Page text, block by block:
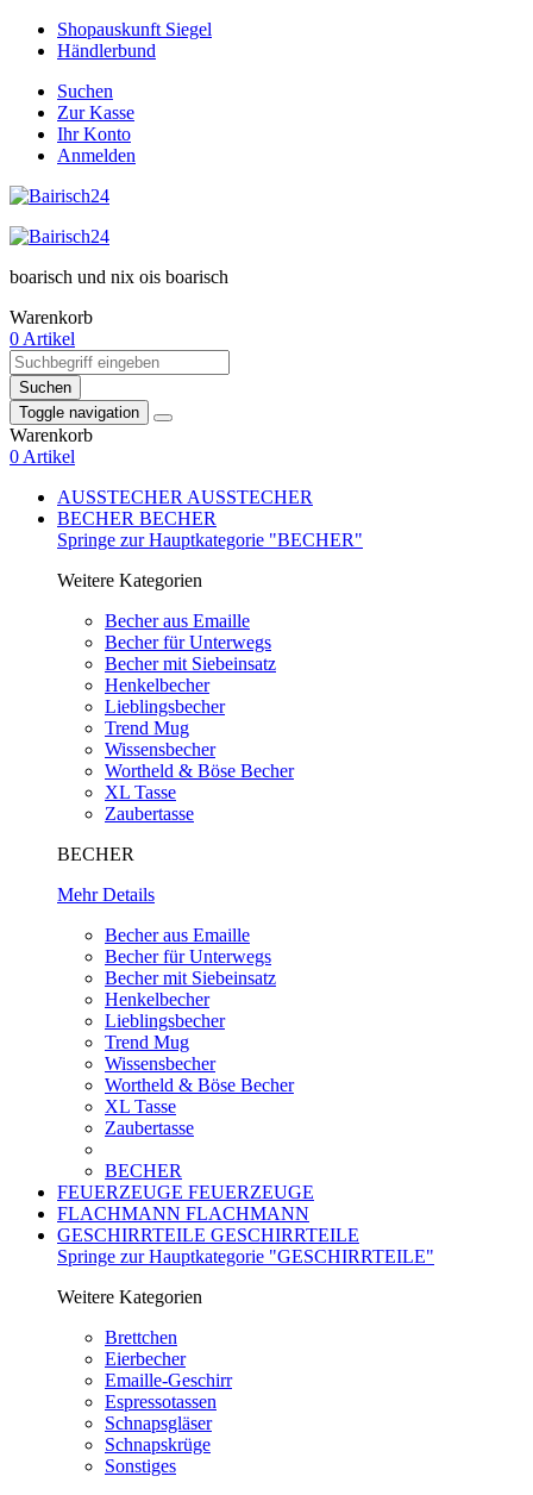
Shopauskunft Siegel
Händlerbund
Suchen
Zur Kasse
Ihr Konto
Anmelden
boarisch und nix ois boarisch
Warenkorb
0 Artikel
Suchen
Toggle navigation
Warenkorb
0 Artikel
AUSSTECHER AUSSTECHER
BECHER BECHER
Springe zur Hauptkategorie "BECHER"
Weitere Kategorien
Becher aus Emaille
Becher für Unterwegs
Becher mit Siebeinsatz
Henkelbecher
Lieblingsbecher
Trend Mug
Wissensbecher
Wortheld & Böse Becher
XL Tasse
Zaubertasse
BECHER
Mehr Details
Becher aus Emaille
Becher für Unterwegs
Becher mit Siebeinsatz
Henkelbecher
Lieblingsbecher
Trend Mug
Wissensbecher
Wortheld & Böse Becher
XL Tasse
Zaubertasse
BECHER
FEUERZEUGE FEUERZEUGE
FLACHMANN FLACHMANN
GESCHIRRTEILE GESCHIRRTEILE
Springe zur Hauptkategorie "GESCHIRRTEILE"
Weitere Kategorien
Brettchen
Eierbecher
Emaille-Geschirr
Espressotassen
Schnapsgläser
Schnapskrüge
Sonstiges